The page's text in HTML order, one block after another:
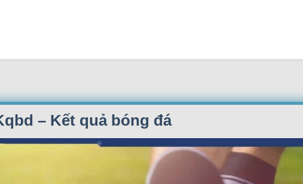
2
0
– Kết quả bóng đá